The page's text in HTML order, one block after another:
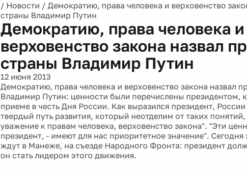
/ Новости / Демократию, права человека и верховенство
страны Владимир Путин
Демократию, права человека и
верховенство закона назвал
страны Владимир Путин
12 июня 2013
Демократию, права человека и верховенство закона назвал
Владимир Путин: ценности были перечислены президентом,
приеме в честь Дня России. Как выразился президент,
твердый путь развития, который неотделим от таких
уважение к правам человека, верховенство закона". "Эти
президент, - имеют для нас приоритетное значение".
ждут в Манеже, на съезде Народного Фронта: президент
он стать лидером этого движения.